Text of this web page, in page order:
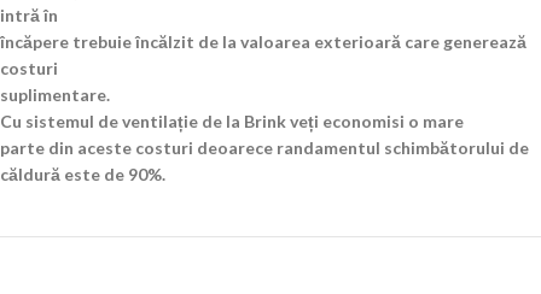
intră în
încăpere trebuie încălzit de la valoarea exterioară care generează
costuri
suplimentare.
Cu sistemul de ventilație de la Brink veți economisi o mare
parte din aceste costuri deoarece randamentul schimbătorului de
căldură este de 90%.